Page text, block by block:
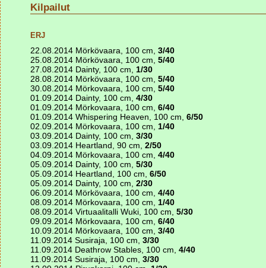
Kilpailut
ERJ
22.08.2014 Mörkövaara, 100 cm, 3/40
25.08.2014 Mörkövaara, 100 cm, 5/40
27.08.2014 Dainty, 100 cm, 1/30
28.08.2014 Mörkövaara, 100 cm, 5/40
30.08.2014 Mörkovaara, 100 cm, 5/40
01.09.2014 Dainty, 100 cm, 4/30
01.09.2014 Mörkovaara, 100 cm, 6/40
01.09.2014 Whispering Heaven, 100 cm, 6/50
02.09.2014 Mörkovaara, 100 cm, 1/40
03.09.2014 Dainty, 100 cm, 3/30
03.09.2014 Heartland, 90 cm, 2/50
04.09.2014 Mörkovaara, 100 cm, 4/40
05.09.2014 Dainty, 100 cm, 5/30
05.09.2014 Heartland, 100 cm, 6/50
05.09.2014 Dainty, 100 cm, 2/30
06.09.2014 Mörkövaara, 100 cm, 4/40
08.09.2014 Mörkovaara, 100 cm, 1/40
08.09.2014 Virtuaalitalli Wuki, 100 cm, 5/30
09.09.2014 Mörkovaara, 100 cm, 6/40
10.09.2014 Mörkovaara, 100 cm, 3/40
11.09.2014 Susiraja, 100 cm, 3/30
11.09.2014 Deathrow Stables, 100 cm, 4/40
11.09.2014 Susiraja, 100 cm, 3/30